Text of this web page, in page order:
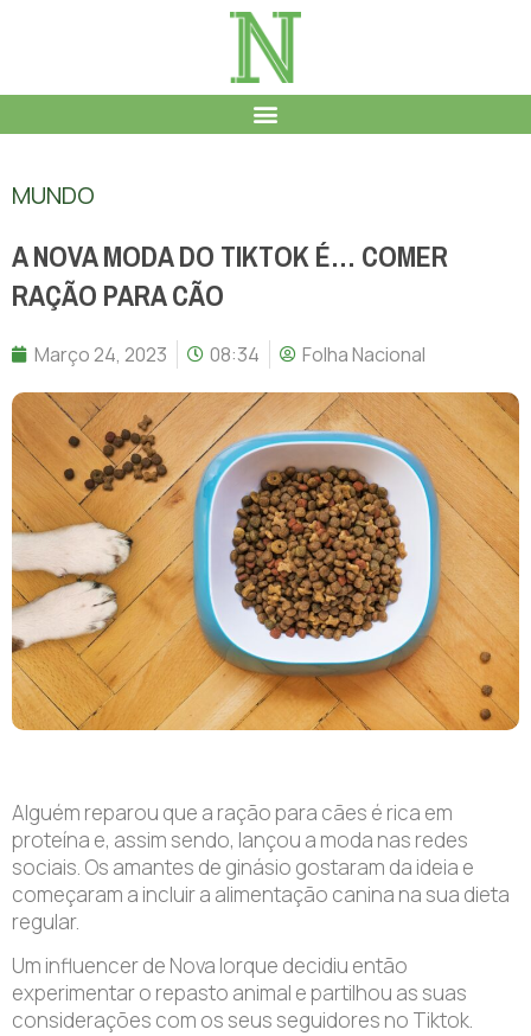
MUNDO
A NOVA MODA DO TIKTOK É… COMER
RAÇÃO PARA CÃO
Março 24, 2023 08:34 Folha Nacional
Alguém reparou que a ração para cães é rica em
proteína e, assim sendo, lançou a moda nas redes
sociais. Os amantes de ginásio gostaram da ideia e
começaram a incluir a alimentação canina na sua dieta
regular.
Um influencer de Nova Iorque decidiu então
experimentar o repasto animal e partilhou as suas
considerações com os seus seguidores no Tiktok.